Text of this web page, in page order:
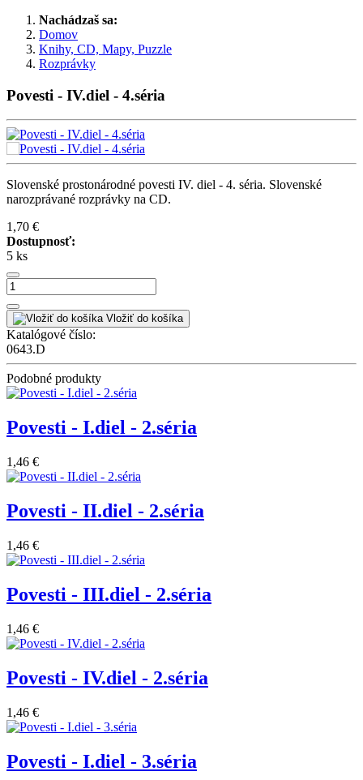
Nachádzaš sa:
Domov
Knihy, CD, Mapy, Puzzle
Rozprávky
Povesti - IV.diel - 4.séria
Slovenské prostonárodné povesti IV. diel - 4. séria. Slovenské
narozprávané rozprávky na CD.
1,70 €
Dostupnosť:
5 ks
Vložiť do košíka
Katalógové číslo:
0643.D
Podobné produkty
Povesti - I.diel - 2.séria
1,46 €
Povesti - II.diel - 2.séria
1,46 €
Povesti - III.diel - 2.séria
1,46 €
Povesti - IV.diel - 2.séria
1,46 €
Povesti - I.diel - 3.séria